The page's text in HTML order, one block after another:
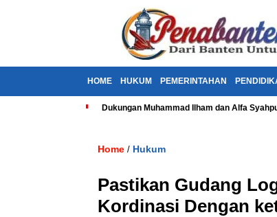
HOME HUKUM PEMERINTAHAN
Dukungan Muhammad Ilham dan Alfa
Home / Hukum
Pastikan Gudang
Kordinasi Dengan